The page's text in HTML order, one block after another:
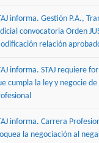
informa. Gestión P.A.,
convocatoria Orden
relación
informa. STAJ requiere
cumpla la ley y negocie
informa. Carrera
la negociación al